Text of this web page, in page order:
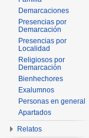
Demarcaciones
Presencias por
Demarcación
Presencias por
Localidad
Religiosos por
Demarcación
Bienhechores
Exalumnos
Personas en general
Apartados
Relatos